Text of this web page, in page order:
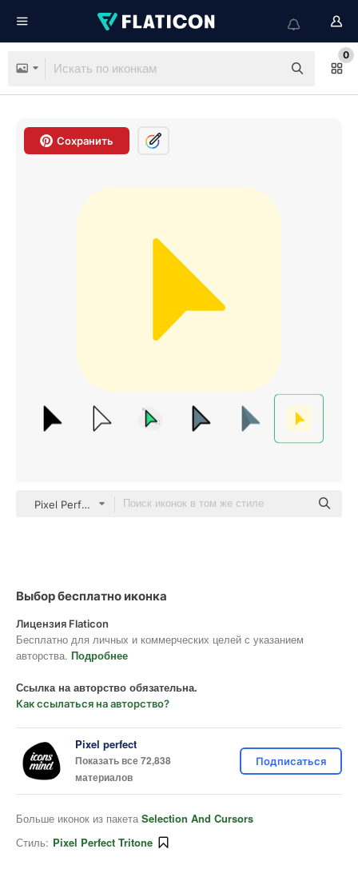
0
Сохранить
Pixel Perfect Tritone
Выбор бесплатно иконка
Лицензия Flaticon
Бесплатно для личных и коммерческих целей с указанием
авторства. Подробнее
Ссылка на авторство обязательна.
Как ссылаться на авторство?
Pixel perfect
Показать все 72,838
материалов
Подписаться
Больше иконок из пакета Selection And Cursors
Стиль: Pixel Perfect Tritone